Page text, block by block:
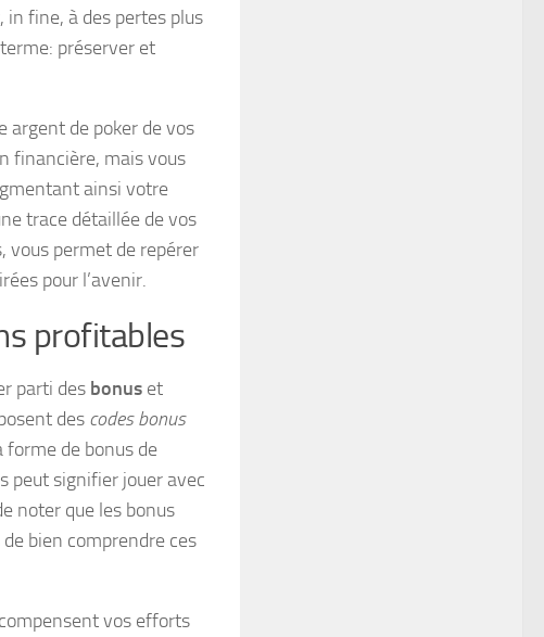
in fine, à des pertes plus
préserver et
argent de poker de vos
financière, mais vous
ainsi votre
trace détaillée de vos
vous permet de repérer
pour l’avenir.
profitables
parti des bonus et
des codes bonus
forme de bonus de
peut signifier jouer avec
noter que les bonus
bien comprendre ces
vos efforts